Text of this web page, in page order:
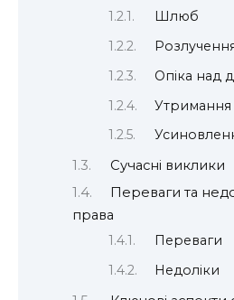
Шлюб
Опіка над
Утримання
Сучасні виклики
Переваги та
права
Переваги
Недоліки